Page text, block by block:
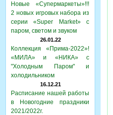
Новые «Супермаркеты»!!!
2 новых игровых набора из
серии «Super Market» с
паром, светом и звуком
26.01.22
Коллекция «Прима-2022»!
«МИЛА» и «НИКА» с
"Холодным Паром" и
холодильником
16.12.21
Расписание нашей работы
в Новогодние праздники
2021/2022г.